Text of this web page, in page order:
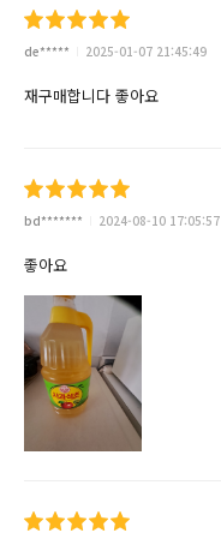
de***** 2025-01-07 21:45:49
재구매합니다 좋아요
bd******* 2024-08-10 17:05:57
좋아요